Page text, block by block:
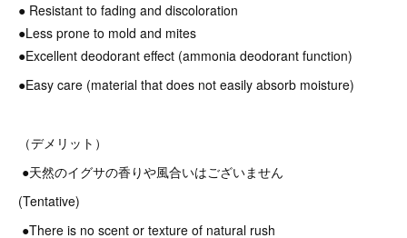
● Resistant to fading and discoloration
●Less prone to mold and mites
●Excellent deodorant effect (ammonia deodorant function)
●Easy care (material that does not easily absorb moisture)
（デメリット）
●天然のイグサの香りや風合いはございません
(Tentative)
●There is no scent or texture of natural rush